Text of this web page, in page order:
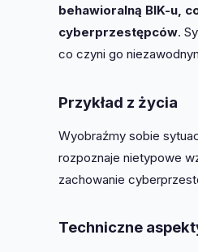
behawioralną BIK-u,
cyberprzestępców.
co czyni go
Przykład z życia
Wyobraźmy sobie
rozpoznaje nietypowe
zachowanie
Techniczne